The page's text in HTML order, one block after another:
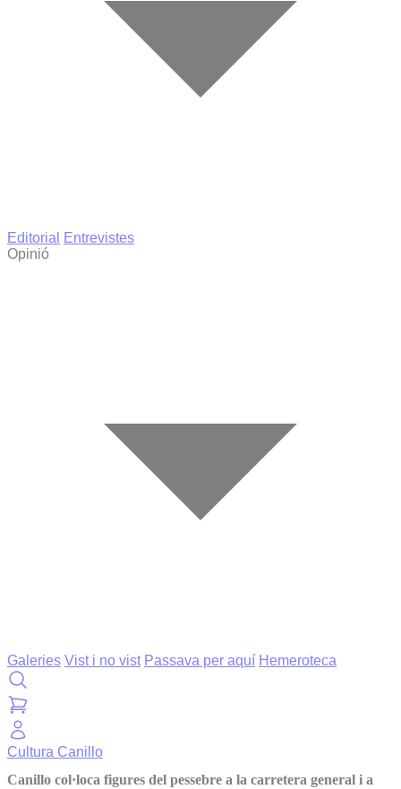
Editorial
Entrevistes
Opinió
Galeries Vist i no vist Passava per aquí Hemeroteca
Cultura Canillo
Canillo col·loca figures del pessebre a la carretera general i a